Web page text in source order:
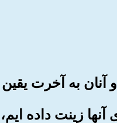
زینت داده